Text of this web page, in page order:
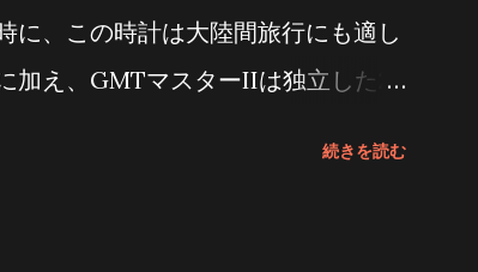
に、この時計は大陸間旅行にも適し
加え、GMTマスターIIは独立した24
続きを読む